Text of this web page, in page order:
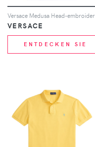
VERSACE
ENTDECKEN SIE